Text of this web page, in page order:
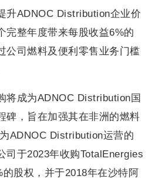
升ADNOC Distribution企业价
完整年度带来每股收益6%的
公司燃料及便利零售业务门槛
将成为ADNOC Distribution国
碑，旨在加强其在非洲的燃料
ADNOC Distribution运营的
司于2023年收购TotalEnergies
股权，并于2018年在沙特阿